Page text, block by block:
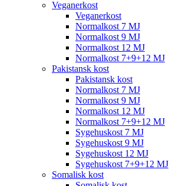
Veganerkost
Veganerkost
Normalkost 7 MJ
Normalkost 9 MJ
Normalkost 12 MJ
Normalkost 7+9+12 MJ
Pakistansk kost
Pakistansk kost
Normalkost 7 MJ
Normalkost 9 MJ
Normalkost 12 MJ
Normalkost 7+9+12 MJ
Sygehuskost 7 MJ
Sygehuskost 9 MJ
Sygehuskost 12 MJ
Sygehuskost 7+9+12 MJ
Somalisk kost